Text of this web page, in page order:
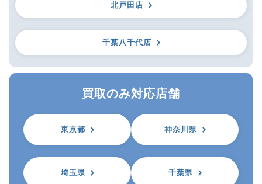
北戸田店
千葉八千代店
買取のみ対応店舗
東京都 神奈川県
埼玉県 千葉県